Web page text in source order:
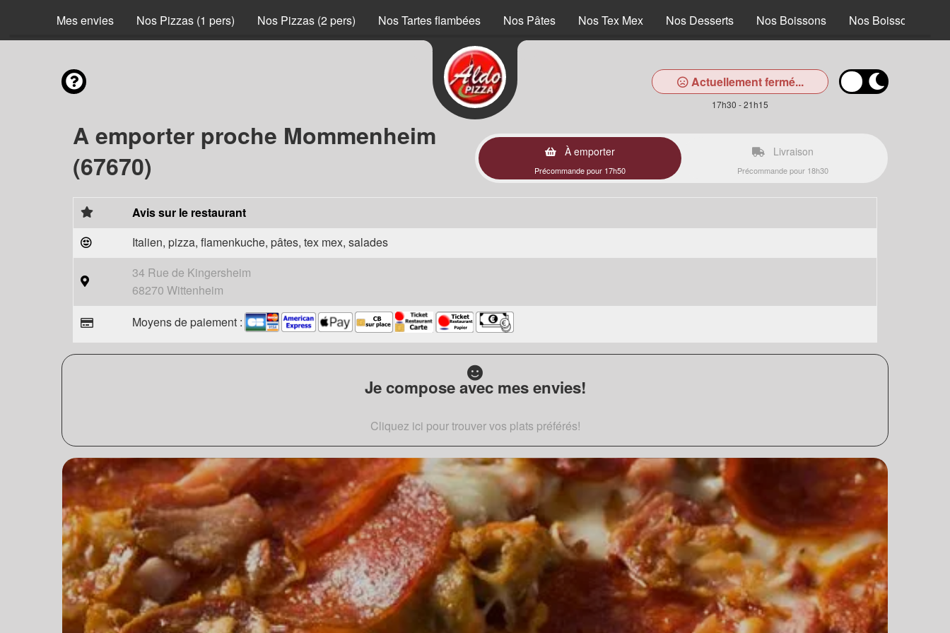
Mes envies Nos Pizzas (1 pers) Nos Pizzas (2 pers) Nos Tartes flambées Nos Pâtes Nos Tex Mex Nos Desserts Nos Boissons Nos Boissons
Actuellement fermé...
17h30 - 21h15
A emporter proche Mommenheim
(67670)
À emporter
Précommande pour 17h50
Livraison
Précommande pour 18h30
Avis sur le restaurant
Italien, pizza, flamenkuche, pâtes, tex mex, salades
34 Rue de Kingersheim
68270 Wittenheim
Moyens de paiement :
Je compose avec mes envies!
Cliquez ici pour trouver vos plats préférés!